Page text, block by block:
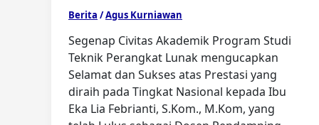
Berita /Agus Kurniawan
Segenap Civitas Akademik Program Studi
Teknik Perangkat Lunak mengucapkan
Selamat dan Sukses atas Prestasi yang
diraih pada Tingkat Nasional kepada Ibu
Eka Lia Febrianti, S.Kom., M.Kom, yang